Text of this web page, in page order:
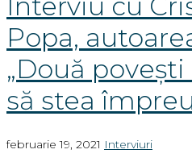
Popa,
„Două
să stea
februarie 19, 2021 Interviuri